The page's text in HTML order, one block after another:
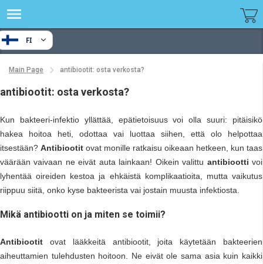
FI
Main Page antibiootit: osta verkosta?
antibiootit: osta verkosta?
Kun bakteeri-infektio yllättää, epätietoisuus voi olla suuri: pitäisikö
hakea hoitoa heti, odottaa vai luottaa siihen, että olo helpottaa
itsestään? Antibiootit ovat monille ratkaisu oikeaan hetkeen, kun taas
väärään vaivaan ne eivät auta lainkaan! Oikein valittu antibiootti voi
lyhentää oireiden kestoa ja ehkäistä komplikaatioita, mutta vaikutus
riippuu siitä, onko kyse bakteerista vai jostain muusta infektiosta.
Mikä antibiootti on ja miten se toimii?
Antibiootit ovat lääkkeitä antibiootit, joita käytetään bakteerien
aiheuttamien tulehdusten hoitoon. Ne eivät ole sama asia kuin kaikki